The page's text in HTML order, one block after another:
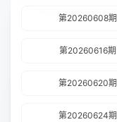
第20260608期
第20260616期
第20260620期
第20260624期